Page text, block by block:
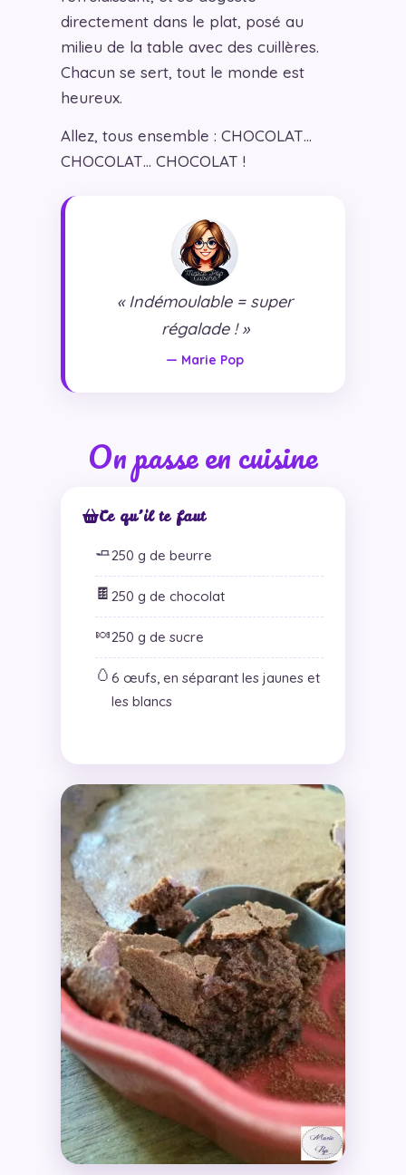
directement dans le plat, posé au
milieu de la table avec des cuillères.
Chacun se sert, tout le monde est
heureux.
Allez, tous ensemble : CHOCOLAT…
CHOCOLAT… CHOCOLAT !
« Indémoulable = super
régalade ! »
— Marie Pop
On passe en cuisine
Ce qu’il te faut
🧈250 g de beurre
🍫 250 g de chocolat
🍬250 g de sucre
🥚 6 œufs, en séparant les jaunes et
les blancs